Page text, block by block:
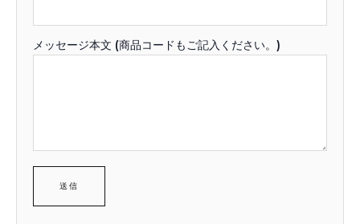
メッセージ本文 (商品コードもご記入ください。)